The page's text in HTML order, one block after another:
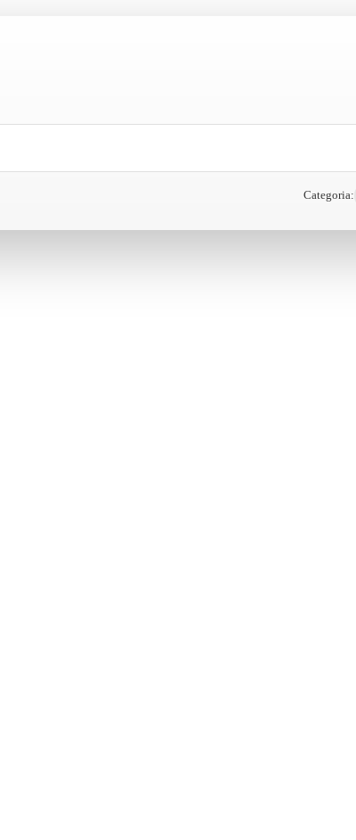
Categoria: